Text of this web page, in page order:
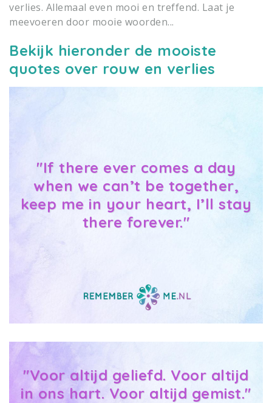
verlies. Allemaal even mooi en treffend. Laat je
meevoeren door mooie woorden...
Bekijk hieronder de mooiste
quotes over rouw en verlies
"If there ever comes a day
when we can’t be together,
keep me in your heart, I’ll stay
there forever."
"Voor altijd geliefd. Voor altijd
in ons hart. Voor altijd gemist."